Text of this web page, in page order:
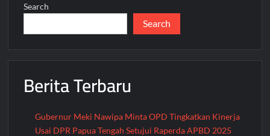
Moral
Search
Search
Berita Terbaru
Gubernur Meki Nawipa Minta OPD Tingkatkan Kinerja
Usai DPR Papua Tengah Setujui Raperda APBD 2025